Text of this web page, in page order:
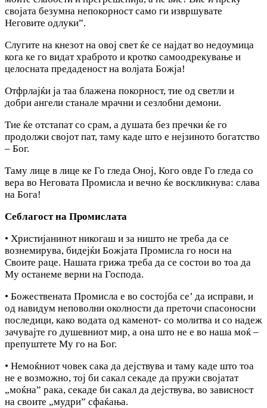
својата безумна непокорност само ги извршувате
Неговите одлуки”.
Слугите на кнезот на овој свет ќе се најдат во недоумица
кога ке го видат храброто и кротко самоодрекување и
целосната предаденост на волјата Божја!
Отфрлајќи ја таа блажена покорност, тие од светли и
добри ангели станале мрачни и сезлобни демони.
Тие ќе отстапат со срам, а душата без пречки ќе го
продолжи својот пат, таму каде што е нејзиното богатство
– Бог.
Таму лице в лице ке Го гледа Оној, Кого овде Го гледа со
вера во Неговата Промисла и вечно ќе воскликнува: слава
на Бога!
Себлагост на Промислата
• Христијанинот никогаш и за ништо не треба да се
вознемирува, бидејќи Божјата Промисла го носи на
Своите раце. Нашата грижа треба да се состои во тоа да
Му останеме верни на Господа.
• Божествената Промисла е во состојба се’ да исправи, и
од навидум неповолни околности да преточи спасоносни
последици, како водата од каменот- со молитва и со надеж
зачувајте го душевниот мир, а она што не е во наша моќ –
препуштете Му го на Бог.
• Немоќниот човек сака да дејствува и таму каде што тоа
не е возможно, тој би сакал секаде да пружи својатат
„моќна” рака, секаде би сакал да дејствува, во зависност
на своите „мудри” сфаќања.